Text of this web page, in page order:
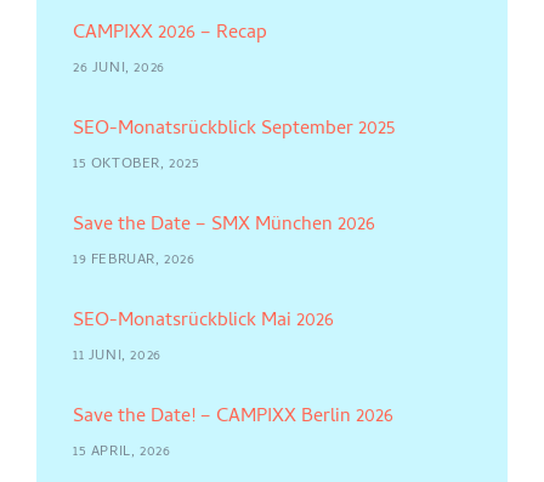
CAMPIXX 2026 – Recap
26 JUNI, 2026
SEO-Monatsrückblick September 2025
15 OKTOBER, 2025
Save the Date – SMX München 2026
19 FEBRUAR, 2026
SEO-Monatsrückblick Mai 2026
11 JUNI, 2026
Save the Date! – CAMPIXX Berlin 2026
15 APRIL, 2026